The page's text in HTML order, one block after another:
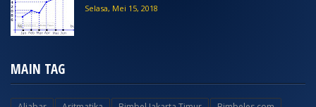
Selasa, Mei 15, 2018
MAIN TAG